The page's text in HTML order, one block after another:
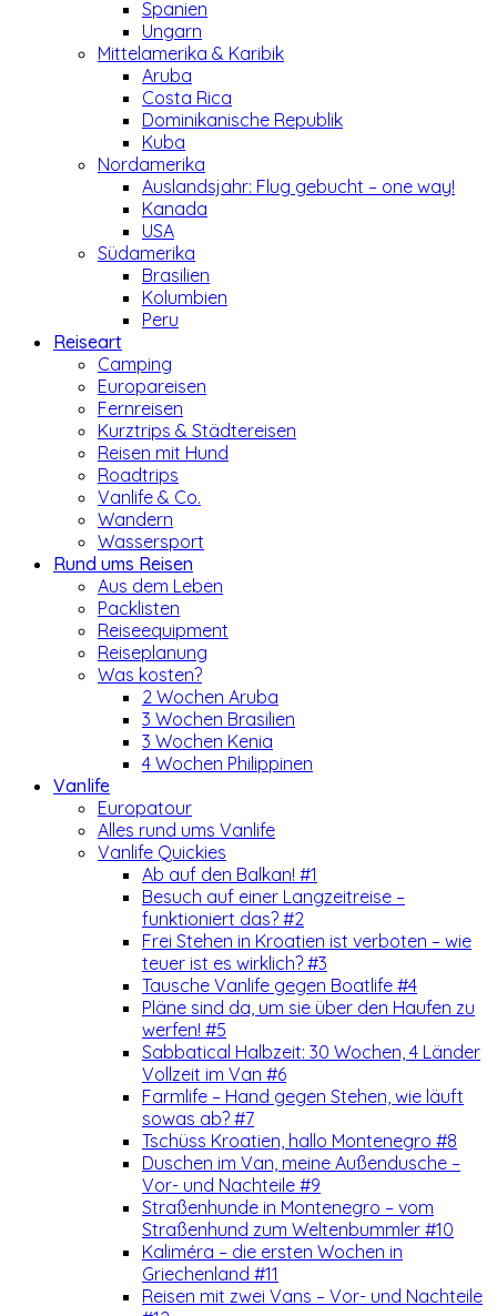
Spanien
Ungarn
Mittelamerika & Karibik
Aruba
Costa Rica
Dominikanische Republik
Kuba
Nordamerika
Auslandsjahr: Flug gebucht – one way!
Kanada
USA
Südamerika
Brasilien
Kolumbien
Peru
Reiseart
Camping
Europareisen
Fernreisen
Kurztrips & Städtereisen
Reisen mit Hund
Roadtrips
Vanlife & Co.
Wandern
Wassersport
Rund ums Reisen
Aus dem Leben
Packlisten
Reiseequipment
Reiseplanung
Was kosten?
2 Wochen Aruba
3 Wochen Brasilien
3 Wochen Kenia
4 Wochen Philippinen
Vanlife
Europatour
Alles rund ums Vanlife
Vanlife Quickies
Ab auf den Balkan! #1
Besuch auf einer Langzeitreise –
funktioniert das? #2
Frei Stehen in Kroatien ist verboten – wie
teuer ist es wirklich? #3
Tausche Vanlife gegen Boatlife #4
Pläne sind da, um sie über den Haufen zu
werfen! #5
Sabbatical Halbzeit: 30 Wochen, 4 Länder
Vollzeit im Van #6
Farmlife – Hand gegen Stehen, wie läuft
sowas ab? #7
Tschüss Kroatien, hallo Montenegro #8
Duschen im Van, meine Außendusche –
Vor- und Nachteile #9
Straßenhunde in Montenegro – vom
Straßenhund zum Weltenbummler #10
Kaliméra – die ersten Wochen in
Griechenland #11
Reisen mit zwei Vans – Vor- und Nachteile